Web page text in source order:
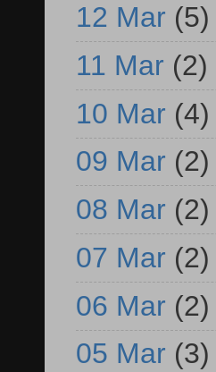
12 Mar (5)
11 Mar (2)
10 Mar (4)
09 Mar (2)
08 Mar (2)
07 Mar (2)
06 Mar (2)
05 Mar (3)